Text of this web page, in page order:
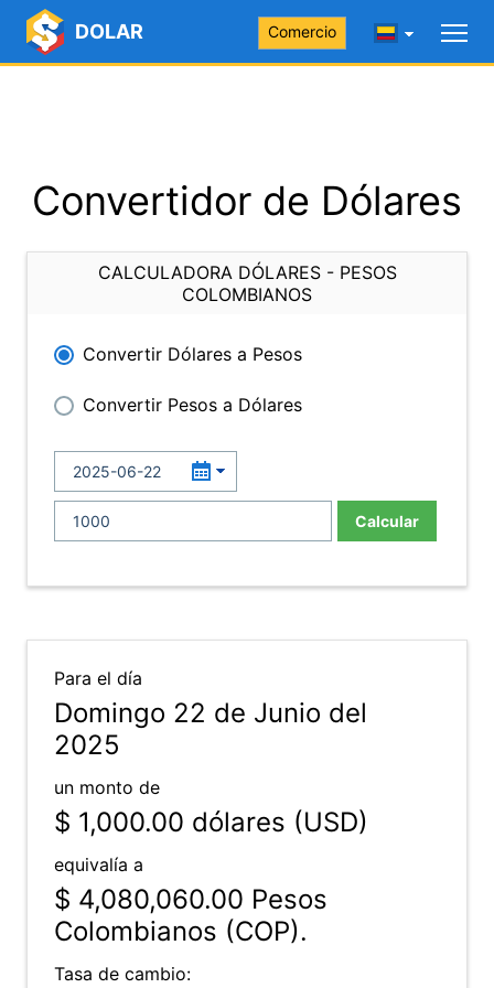
DOLAR Comercio
Convertidor de Dólares
CALCULADORA DÓLARES - PESOS
COLOMBIANOS
Convertir Dólares a Pesos
Convertir Pesos a Dólares
Calcular
Para el día
Domingo 22 de Junio del
2025
un monto de
$ 1,000.00 dólares (USD)
equivalía a
$ 4,080,060.00 Pesos
Colombianos (COP).
Tasa de cambio: